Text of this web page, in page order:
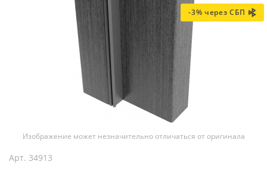
-3% через СБП
Изображение может незначительно отличаться от оригинала
Арт. 34913